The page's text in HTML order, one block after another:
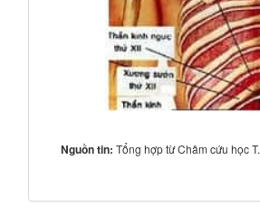
Nguồn tin:Tổng hợp từ Châm cứu học